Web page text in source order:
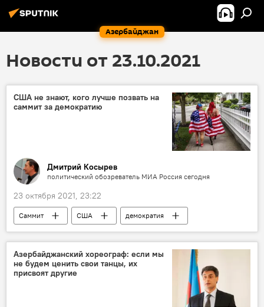
Азербайджан
Новости от 23.10.2021
США не знают, кого лучше позвать на
саммит за демократию
Дмитрий Косырев
политический обозреватель МИА Россия сегодня
23 октября 2021, 23:22
Саммит США
демократия
Колумнисты
Азербайджанский хореограф: если мы
не будем ценить свои танцы, их
присвоят другие